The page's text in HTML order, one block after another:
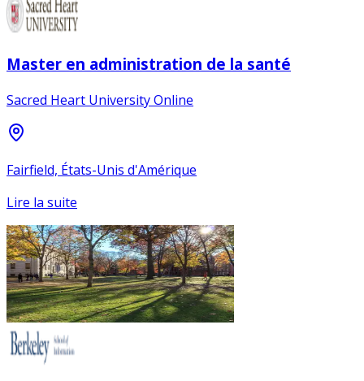
Master en administration de la santé
Sacred Heart University Online
Fairfield, États-Unis d'Amérique
Lire la suite